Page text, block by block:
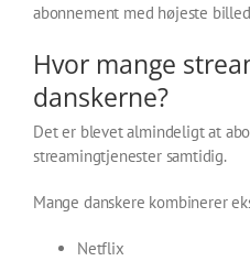
abonnement med højeste
Hvor mange
danskerne?
Det er blevet almindeligt at
streamingtjenester samtidig.
Mange danskere kombinerer
Netflix